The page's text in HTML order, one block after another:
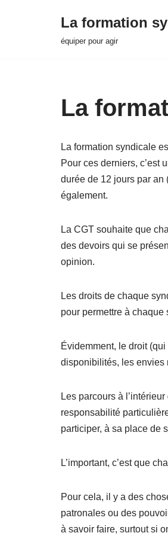
La formation
équiper pour agir
La
La formation syndicale
Pour ces derniers, c’est
durée de 12 jours par an
également.
La CGT souhaite que
des devoirs qui se
opinion.
Les droits de chaque
pour permettre à chaque
Évidemment, le droit
disponibilités, les envies
Les parcours à
responsabilité
participer, à sa place de
L’important, c’est que
Pour cela, il y a des
patronales ou des
à savoir faire, surtout si